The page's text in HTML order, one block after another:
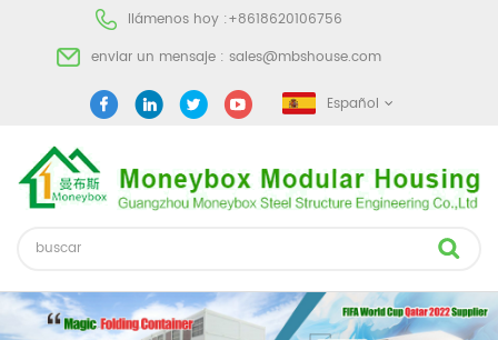
llámenos hoy :+8618620106756
enviar un mensaje : sales@mbshouse.com
Español